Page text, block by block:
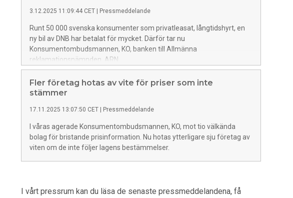
3.12.2025 11:09:44 CET Pressmeddelande
Runt 50 000 svenska konsumenter som privatleasat, långtidshyrt, en
ny bil av DNB har betalat för mycket. Därför tar nu
Konsumentombudsmannen, KO, banken till Allmänna
reklamationsnämnden, ARN.
Fler företag hotas av vite för priser som inte
stämmer
17.11.2025 13:07:50 CET Pressmeddelande
I våras agerade Konsumentombudsmannen, KO, mot tio välkända
bolag för bristande prisinformation. Nu hotas ytterligare sju företag av
viten om de inte följer lagens bestämmelser.
I vårt pressrum kan du läsa de senaste pressmeddelandena, få